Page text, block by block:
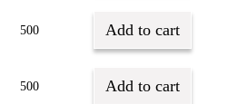
500 Add to cart
500 Add to cart